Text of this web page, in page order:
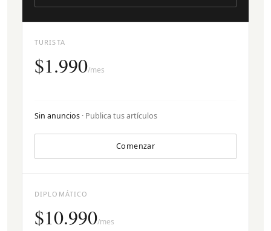
TURISTA
$1.990/mes
Sin anuncios · Publica tus artículos
Comenzar
DIPLOMÁTICO
$10.990/mes